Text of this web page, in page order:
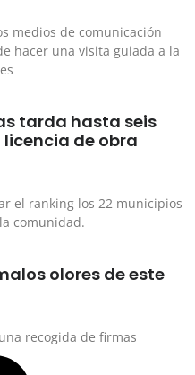
medios de comunicación
hacer una visita guiada a la
tarda hasta seis
licencia de obra
el ranking los 22 municipios
comunidad.
olores de este
recogida de firmas